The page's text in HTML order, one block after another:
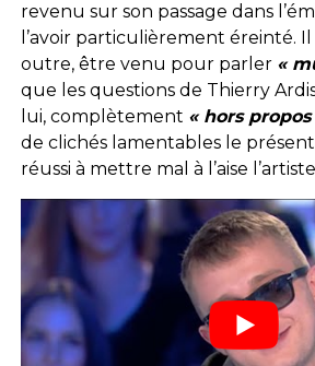
revenu sur son passage dans
l’avoir particulièrement éreinté.
outre, être venu pour parler «
que les questions de Thierry
lui, complètement « hors propos
de clichés lamentables le
réussi à mettre mal à l’aise